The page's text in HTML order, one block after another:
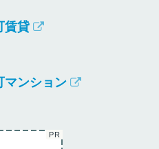
賃貸
マンション